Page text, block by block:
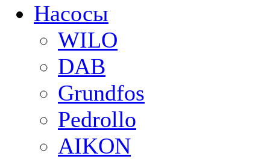
Насосы
WILO
DAB
Grundfos
Pedrollo
AIKON